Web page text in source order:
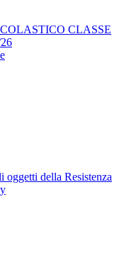
CLASSE
oggetti della Resistenza